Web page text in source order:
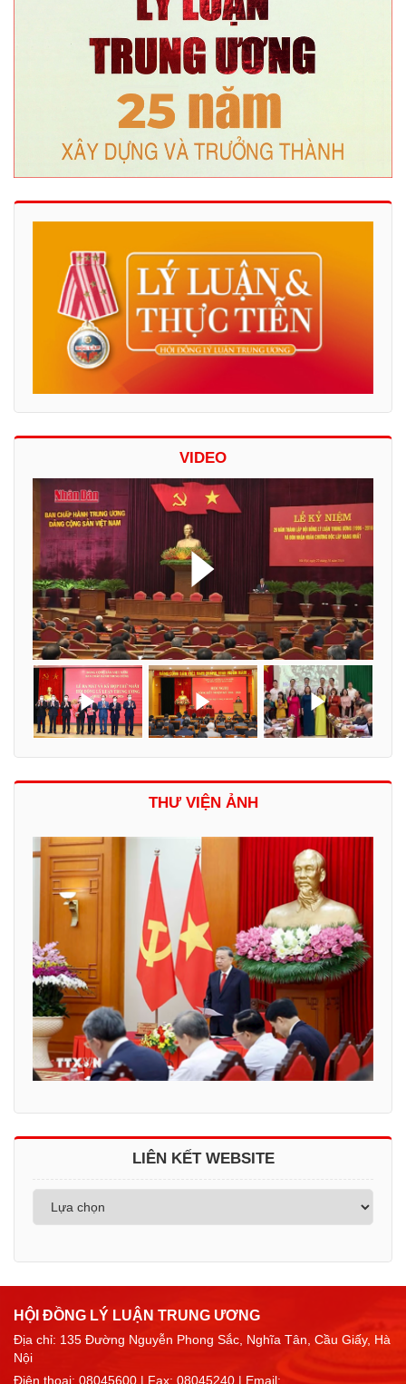
VIDEO
THƯ VIỆN ẢNH
LIÊN KẾT WEBSITE
HỘI ĐỒNG LÝ LUẬN TRUNG ƯƠNG
Địa chỉ: 135 Đường Nguyễn Phong Sắc, Nghĩa Tân, Cầu Giấy, Hà
Nội
Điện thoại: 08045600 | Fax: 08045240 | Email: